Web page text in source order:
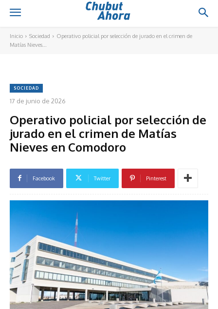
Inicio Sociedad
Operativo policial por selección de jurado en el crimen de
Matías Nieves...
SOCIEDAD
17 de junio de 2026
Operativo policial por selección de
jurado en el crimen de Matías
Nieves en Comodoro
Facebook Twitter Pinterest